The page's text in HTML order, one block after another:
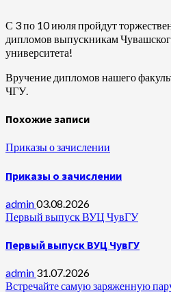
С 3 по 10 июля пройдут
дипломов выпускникам
университета!
Вручение дипломов нашего
ЧГУ.
Похожие записи
Приказы о зачислении
Приказы о зачислении
admin03.08.2026
Первый выпуск ВУЦ ЧувГУ
Первый выпуск ВУЦ ЧувГУ
admin 31.07.2026
Встречайте самую заряженную